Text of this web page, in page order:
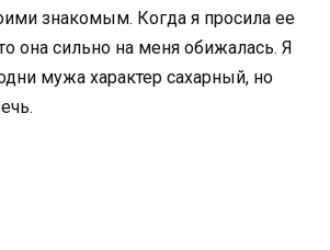
знакомым. Когда я просила ее
она сильно на меня обижалась. Я
мужа характер сахарный, но